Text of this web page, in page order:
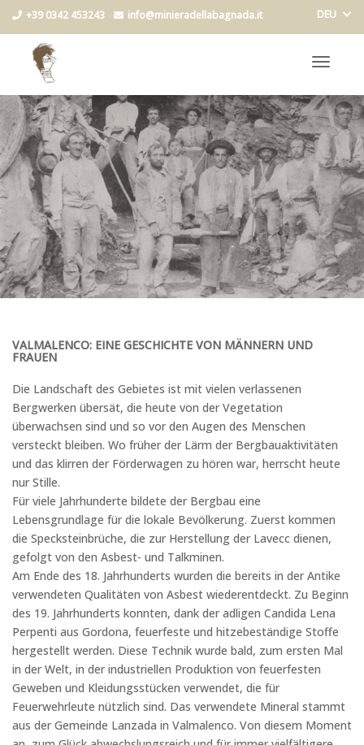
+39 0342 453243 info@minieradellabagnada.it DEU
Toggle
VALMALENCO: EINE GESCHICHTE VON MÄNNERN UND
FRAUEN
Die Landschaft des Gebietes ist mit vielen verlassenen
Bergwerken übersät, die heute von der Vegetation
überwachsen sind und so vor den Augen des Menschen
versteckt bleiben. Wo früher der Lärm der Bergbauaktivitäten
und das klirren der Förderwagen zu hören war, herrscht heute
nur Stille.
Für viele Jahrhunderte bildete der Bergbau eine
Lebensgrundlage für die lokale Bevölkerung. Zuerst kommen
die Specksteinbrüche, die zur Herstellung der Lavecc dienen,
gefolgt von den Asbest- und Talkminen.
Am Ende des 18. Jahrhunderts wurden die bereits in der Antike
verwendeten Qualitäten von Asbest wiederentdeckt. Zu Beginn
des 19. Jahrhunderts konnten, dank der adligen Candida Lena
Perpenti aus Gordona, feuerfeste und hitzebeständige Stoffe
hergestellt werden. Diese Technik wurde bald, zum ersten Mal
in der Welt, in der industriellen Produktion von feuerfesten
Geweben und Kleidungsstücken verwendet, die für
Feuerwehrleute nützlich sind. Das verwendete Mineral stammt
aus der Gemeinde Lanzada in Valmalenco. Von diesem Moment